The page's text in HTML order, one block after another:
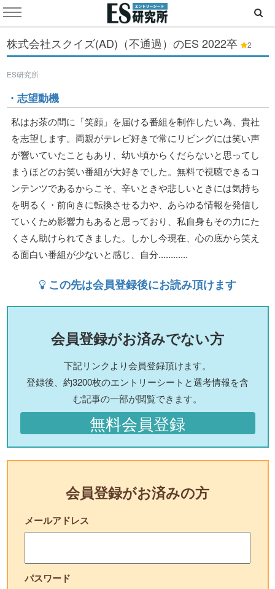
株式会社スクイズ(AD)（不通過）のES 2022卒 2
ES研究所
・志望動機
私はお茶の間に「笑顔」を届ける番組を制作したい為、貴社
を志望します。両親がテレビ好きで常にリビングには笑い声
が響いていたこともあり、幼い頃からくだらないと思ってし
まうほどのお笑い番組が大好きでした。無料で視聴できるコ
ンテンツであるからこそ、辛いときや悲しいときには気持ち
を明るく・前向きに転換させる力や、あらゆる情報を発信し
ていくため影響力もあると思っており、私自身もその力にた
くさん助けられてきました。しかし今現在、心の底から笑え
る面白い番組が少ないと感じ、自分............
この先は会員登録後にお読み頂けます
会員登録がお済みでない方
下記リンクより会員登録頂けます。
登録後、約3200枚のエントリーシートと選考情報を含
む記事の一部が閲覧できます。
無料会員登録
会員登録がお済みの方
メールアドレス
パスワード